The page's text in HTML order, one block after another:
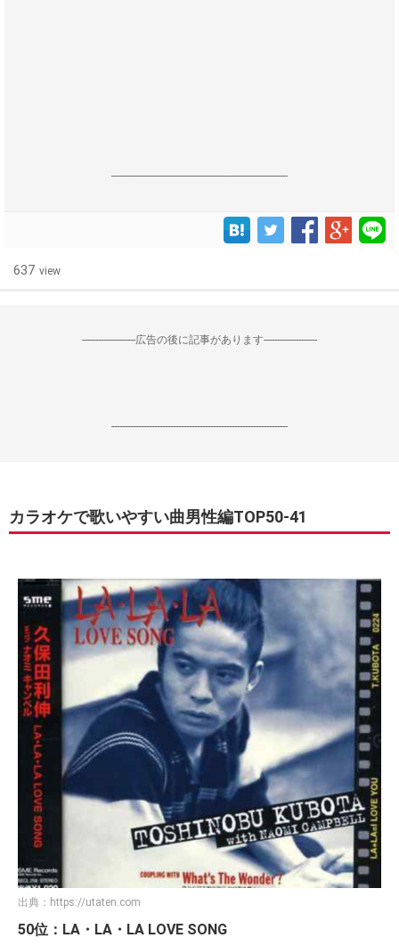
------------------------------------------------------------------
637 view
--------------------広告の後に記事があります--------------------
------------------------------------------------------------------
カラオケで歌いやすい曲男性編TOP50-41
出典： https://utaten.com
50位：LA・LA・LA LOVE SONG